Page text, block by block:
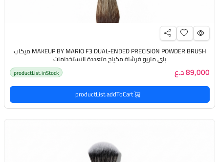
MAKEUP BY MARIO F3 DUAL-ENDED PRECISION POWDER BRUSH ميكاب
باي ماريو فرشاة مكياج متعددة الاستخدامات
89,000 د.ع productList.inStock
productList.addToCart